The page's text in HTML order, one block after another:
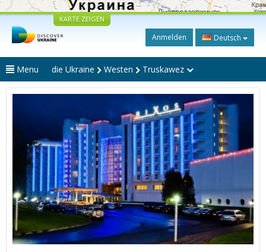
KARTE ZEIGEN
Anmelden Deutsch
Menu die Ukraine Westen Truskawez